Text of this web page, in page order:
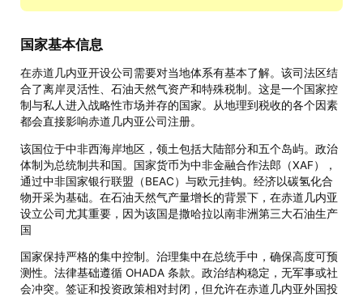
国家基本信息
在赤道几内亚开设公司需要对当地体系有基本了解。该司法区结
合了离岸灵活性、石油天然气资产和特殊税制。这是一个国家控
制与私人进入战略性市场并存的国家。从地理到税收的各个因素
都会直接影响赤道几内亚公司注册。
该国位于中非西海岸地区，领土包括大陆部分和五个岛屿。政治
体制为总统制共和国。国家货币为中非金融合作法郎（XAF），
通过中非国家银行联盟（BEAC）与欧元挂钩。经济以碳氢化合
物开采为基础。在石油天然气产量增长的背景下，在赤道几内亚
设立公司尤其重要，因为该国是撒哈拉以南非洲第三大石油生产
国
国家保持严格的集中控制。治理集中在总统手中，确保高度可预
测性。法律基础遵循 OHADA 条款。政治结构稳定，无军事或社
会冲突。签证和投资政策相对封闭，但允许在赤道几内亚外国投